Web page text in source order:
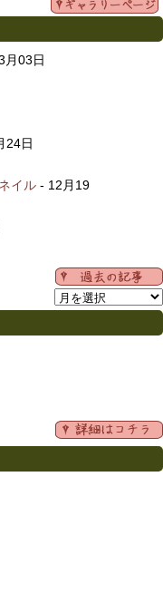
月03日
24日
イル - 12月19